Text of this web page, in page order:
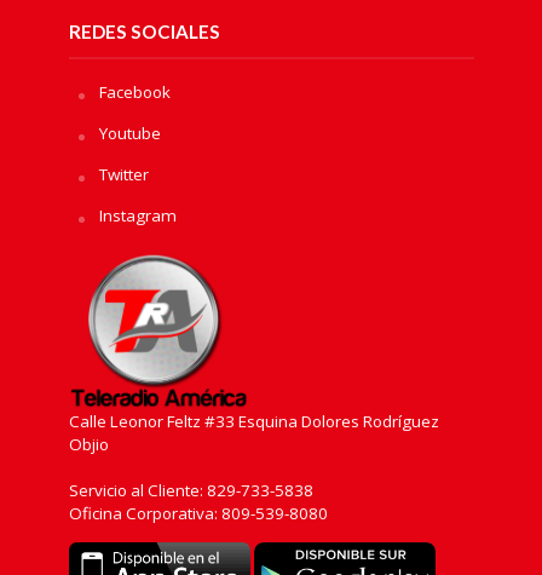
REDES SOCIALES
Facebook
Youtube
Twitter
Instagram
Calle Leonor Feltz #33 Esquina Dolores Rodríguez
Objio
Servicio al Cliente: 829-733-5838
Oficina Corporativa: 809-539-8080